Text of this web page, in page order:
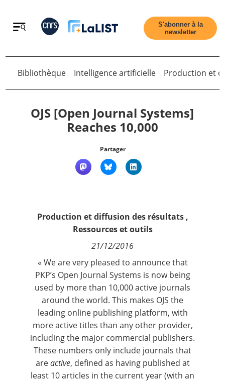
Retour
Nous suivre
S'abonner à la
newsletter
Retour
Bibliothèque Intelligence artificielle Production et
OJS [Open Journal Systems]
Reaches 10,000
Partager
Production et diffusion des résultats,
Ressources et outils
21/12/2016
« We are very pleased to announce that
PKP’s Open Journal Systems is now being
used by more than 10,000 active journals
around the world. This makes OJS the
leading online publishing platform, with
more active titles than any other provider,
including the major commercial publishers.
These numbers only include journals that
areactive, defined as having published at
least 10 articles in the current year (with an